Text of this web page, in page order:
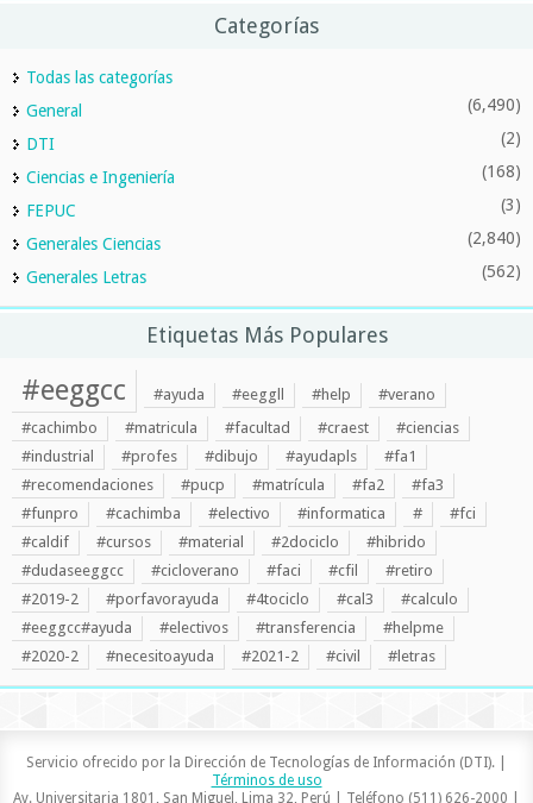
Categorías
Todas las categorías
General
(6,490)
DTI (2)
Ciencias e Ingeniería (168)
FEPUC (3)
Generales Ciencias (2,840)
Generales Letras (562)
Etiquetas Más Populares
#eeggcc #ayuda #eeggll #help
#verano
#cachimbo
#matricula #facultad #craest
#ciencias
#industrial
#profes #dibujo #ayudapls
#fa1
#recomendaciones
#pucp #matrícula #fa2
#fa3
#funpro
#cachimba #electivo #informatica #
#fci
#caldif
#cursos #material #2dociclo
#hibrido
#dudaseeggcc
#cicloverano #faci #cfil
#retiro
#2019-2
#porfavorayuda #4tociclo #cal3
#calculo
#eeggcc#ayuda
#electivos #transferencia
#helpme
#2020-2
#necesitoayuda #2021-2 #civil #letras
Servicio ofrecido por la Dirección de Tecnologías de Información (DTI). |
Términos de uso
Av. Universitaria 1801, San Miguel, Lima 32, Perú | Teléfono (511) 626-2000 |